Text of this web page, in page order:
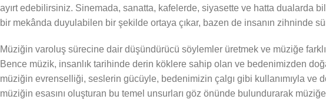
ayırt edebilirsiniz. Sinemada, sanatta, kafelerde, siyasette ve hatta dualarda
bir mekânda duyulabilen bir şekilde ortaya çıkar, bazen de insanın zihninde
Müziğin varoluş sürecine dair düşündürücü söylemler üretmek ve müziğe farklı
Bence müzik, insanlık tarihinde derin köklere sahip olan ve bedenimizden
müziğin evrenselliği, seslerin gücüyle, bedenimizin çalgı gibi kullanımıyla ve
müziğin esasını oluşturan bu temel unsurları göz önünde bulundurarak